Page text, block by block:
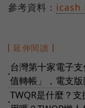
參考資料： icash
延伸閱讀
●
台灣第十家電子
值轉帳」，電支
●
TWQR是什麼？